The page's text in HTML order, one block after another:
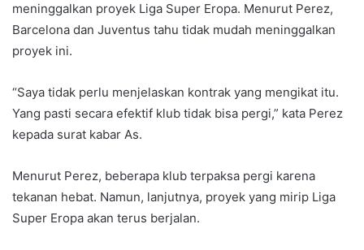
meninggalkan proyek Liga Super Eropa. Menurut Perez,
Barcelona dan Juventus tahu tidak mudah meninggalkan
proyek ini.
“Saya tidak perlu menjelaskan kontrak yang mengikat itu.
Yang pasti secara efektif klub tidak bisa pergi,” kata Perez
kepada surat kabar As.
Menurut Perez, beberapa klub terpaksa pergi karena
tekanan hebat. Namun, lanjutnya, proyek yang mirip Liga
Super Eropa akan terus berjalan.